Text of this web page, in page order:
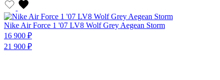
Nike Air Force 1 '07 LV8 Wolf Grey Aegean Storm
16 900 ₽
21 900 ₽